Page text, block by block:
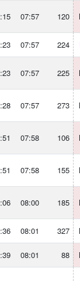
07:57 120
07:57 224
07:57 225
07:57 273
07:58 106
07:58 155
08:00 185
08:01 327
08:01 88